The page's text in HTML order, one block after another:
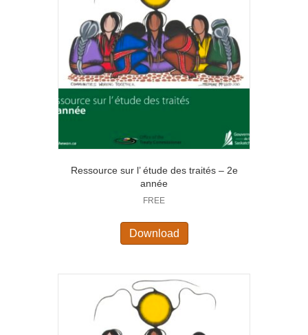
Ressource sur l’ étude des traités – 2e
année
FREE
Download